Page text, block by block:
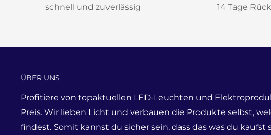
schnell und zuverlässig
14 Tage
ÜBER UNS
Profitiere von topaktuellen LED-Leuchten und
Preis. Wir lieben Licht und verbauen die Produkte selbst,
findest. Somit kannst du sicher sein, dass das was du kaufst